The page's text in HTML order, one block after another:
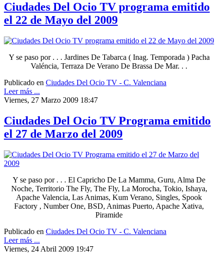
Ciudades Del Ocio TV programa emitido
el 22 de Mayo del 2009
Y se paso por . . . Jardines De Tabarca ( Inag. Temporada ) Pacha
Valéncia, Terraza De Verano De Brassa De Mar. . .
Publicado en Ciudades Del Ocio TV - C. Valenciana
Leer más ...
Viernes, 27 Marzo 2009 18:47
Ciudades Del Ocio TV Programa emitido
el 27 de Marzo del 2009
Y se paso por . . . El Capricho De La Mamma, Guru, Alma De
Noche, Territorio The Fly, The Fly, La Morocha, Tokio, Ishaya,
Apache Valencia, Las Animas, Kum Verano, Singles, Spook
Factory , Number One, BSD, Animas Puerto, Apache Xativa,
Piramide
Publicado en Ciudades Del Ocio TV - C. Valenciana
Leer más ...
Viernes, 24 Abril 2009 19:47